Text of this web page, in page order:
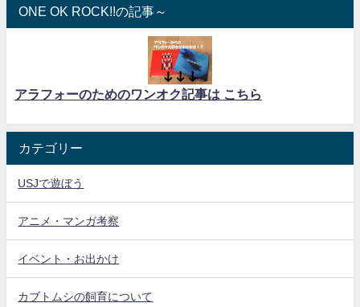
ONE OK ROCK!!の記事～
アラフォーのためのワンオク記事は こちら
カテゴリー
USJで遊ぼう
アニメ・マンガ考察
イベント・お出かけ
カブトムシの飼育について